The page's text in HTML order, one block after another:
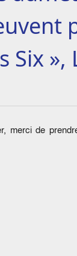
Six »,
merci de